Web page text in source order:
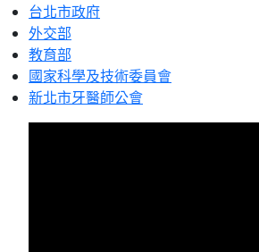
台北市政府
外交部
教育部
國家科學及技術委員會
新北市牙醫師公會